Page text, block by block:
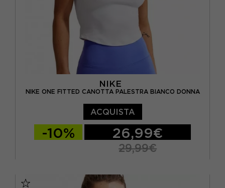
NIKE
NIKE ONE FITTED CANOTTA PALESTRA BIANCO DONNA
ACQUISTA
-10% 26,99€
29,99€